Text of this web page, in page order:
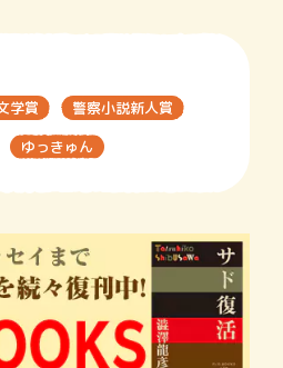
学賞
警察小説新人賞
ゆっきゅん